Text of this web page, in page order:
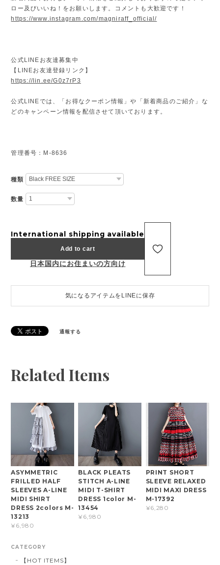
ロー及びいいね！をお願いします。コメントも大歓迎です！
https://www.instagram.com/magniraff_official/
公式LINEお友達募集中
【LINEお友達登録リンク】
https://lin.ee/G0z7rP3
公式LINEでは、「お得なクーポン情報」や「新着商品のご紹介」な
どのキャンペーン情報を配信させて頂いております。
管理番号：M-8636
種類
数量
International shipping available
Add to cart
日本国内にお住まいの方向け
気になるアイテムをLINEに保存
通報する
Related Items
ASYMMETRIC
FRILLED HALF
SLEEVES A-LINE
MIDI SHIRT
DRESS 2colors M-
13213
¥6,980
BLACK PLEATS
STITCH A-LINE
MIDI T-SHIRT
DRESS 1color M-
13454
¥6,980
PRINT SHORT
SLEEVE RELAXED
MIDI MAXI DRESS
M-17392
¥6,280
CATEGORY
【HOT ITEMS】